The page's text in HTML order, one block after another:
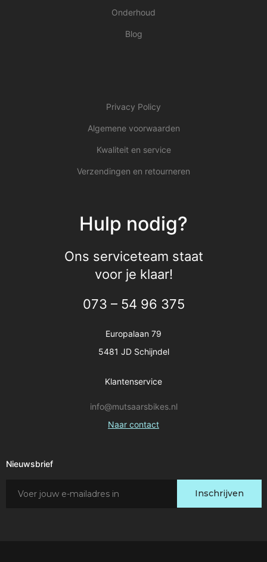
Onderhoud
Blog
Privacy Policy
Algemene voorwaarden
Kwaliteit en service
Verzendingen en retourneren
Hulp nodig?
Ons serviceteam staat
voor je klaar!
073 – 54 96 375
Europalaan 79
5481 JD Schijndel
Klantenservice
info@mutsaarsbikes.nl
Naar contact
Nieuwsbrief
Inschrijven